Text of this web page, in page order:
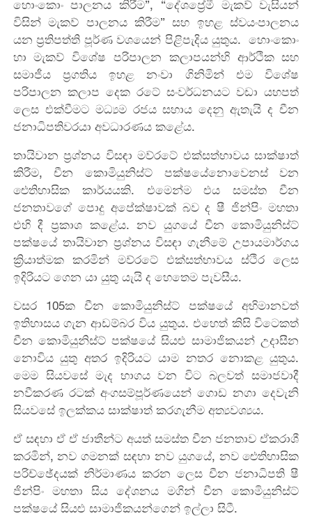
‍හොංකොං පාලනය කිරීම”, “දේශප්‍රේමී මැකව් වැසියන්
විසින් මැකව් පාලනය කිරීම” සහ ඉහළ ස්වයංපාලනය
යන ප්‍රතිපත්ති පූර්ණ වශයෙන් පිළිපැදිය යුතුය. හොංකොං
හා මැකව් විශේෂ ප‍රිපාලන කලාපයන්හි ආර්ථික සහ
සමාජීය ප්‍රගතිය ඉහළ නංවා ගිනිමින් එම විශේෂ
පරිපාලන කලාප දෙක රටේ සංවර්ධනයට වඩා යහපත්
ලෙස එක්වීමට මධ්‍යම රජය සහාය දෙනු ඇතැයි ද චීන
ජනාධිපතිවරයා අවධාරණය කළේය.
තායිවාන ප්‍රශ්නය විසඳා මව්රටේ එක්සත්භාවය සාක්ෂාත්
කිරීම, චීන කොමියුනිස්ට් පක්ෂයේනොවෙනස් වන
ඓතිහාසික කාර්යයකි. එමෙන්ම එය සමස්ත චීන
ජනතාවගේ පොදු අපේක්ෂාවක් බව ද ෂී ජින්පිං මහතා
එහි දී ප්‍රකාශ කළේය. නව යුගයේ චීන කොමියුනිස්ට්
පක්ෂයේ තායිවාන ප්‍රශ්නය විසඳා ගැනීමේ උපායමාර්ගය
ක්‍රියාත්මක කරමින් මව්රටේ එක්සත්භාවය ස්ථිර ලෙස
ඉදිරියට ගෙන යා යුතු යැයි ද හෙතෙම පැවසීය.
වසර 105ක චීන කොමියුනිස්ට් පක්ෂයේ අභිමානවත්
ඉතිහාසය ගැන ආඩම්බර විය යුතුය. එහෙත් කිසි විටෙකත්
චීන කොමියුනිස්ට් පක්ෂයේ සියළු සාමාජිකයන් උදාසීන
නොවිය යුතු අතර ඉදිරියට යාම නතර නොකළ යුතුය.
මෙම සියවසේ මැද භාගය වන විට බලවත් සමාජවාදී
නවීකරණ රටක් අංගසම්පූර්ණයෙන් ගොඩ නගා දෙවැනි
සියවසේ ඉලක්කය සාක්ෂාත් කරගැනීම අත්‍යවශ්‍යය.
ඒ සඳහා ඒ ඒ ජාතීන්ට අයත් සමස්ත චීන ජනතාව ඒකරාශී
කරමින්, නව ගමනක් සඳහා නව යුගයේ, නව ඓතිහාසික
පරිච්ඡේදයක් නිර්මාණය කරන ලෙස චීන ජනාධිපති ෂී
ජින්පිං මහතා සිය දේශනය මගින් චීන කොමියුනිස්ට්
පක්ෂයේ සියළු සාමාජිකයන්ගෙන් ඉල්ලා සිටී.